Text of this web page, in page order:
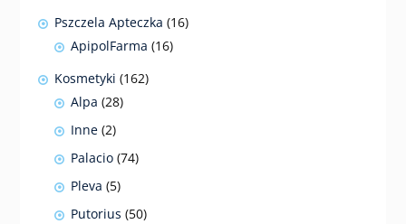
Pszczela Apteczka 1616
ApipolFarma 1616
Kosmetyki 162162
Alpa 2828
Inne 22
Palacio 7474
Pleva 55
Putorius 5050